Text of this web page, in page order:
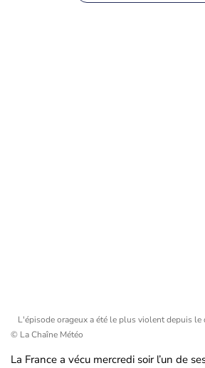
L'épisode orageux a été le plus violent depuis le
© La Chaîne Météo
La France a vécu mercredi soir l’un de